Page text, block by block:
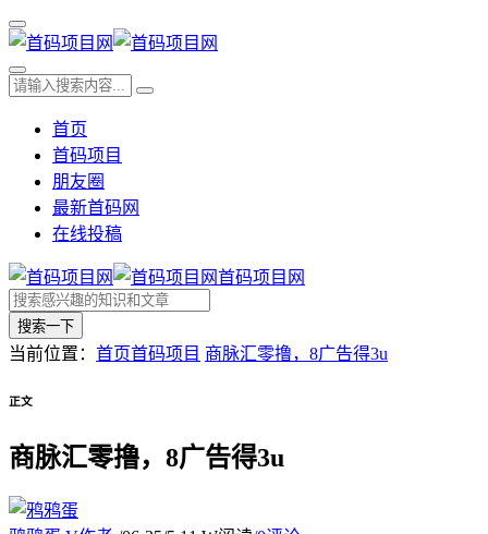
首页
首码项目
朋友圈
最新首码网
在线投稿
首码项目网
搜索一下
当前位置： 首页首码项目 商脉汇零撸，8广告得3u
正文
商脉汇零撸，8广告得3u